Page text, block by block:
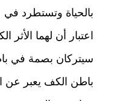
بالحياة وتستطرد في
اعتبار أن لهما الأثر
سيتركان بصمة في
باطن الكف يعبر عن